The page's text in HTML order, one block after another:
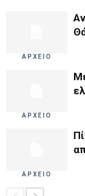
ΑΡΧΕΙΟ
ΑΡΧΕΙΟ
ΑΡΧΕΙΟ